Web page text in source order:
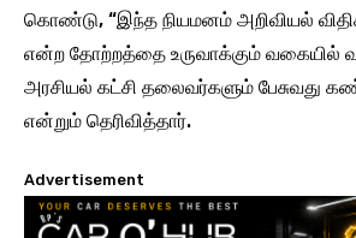
கொண்டு, “இந்த நியமனம் அறிவியல்
என்ற தோற்றத்தை உருவாக்கும் வகையில்
அரசியல் கட்சி தலைவர்களும் பேசுவது
என்றும் தெரிவித்தார்.
Advertisement